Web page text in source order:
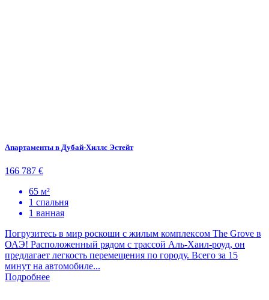
Апартаменты в Дубай-Хиллс Эстейт
166 787 €
65 м²
1 спальня
1 ванная
Погрузитесь в мир роскоши с жилым комплексом The Grove в
ОАЭ! Расположенный рядом с трассой Аль-Хаил-роуд, он
предлагает легкость перемещения по городу. Всего за 15
минут на автомобиле...
Подробнее